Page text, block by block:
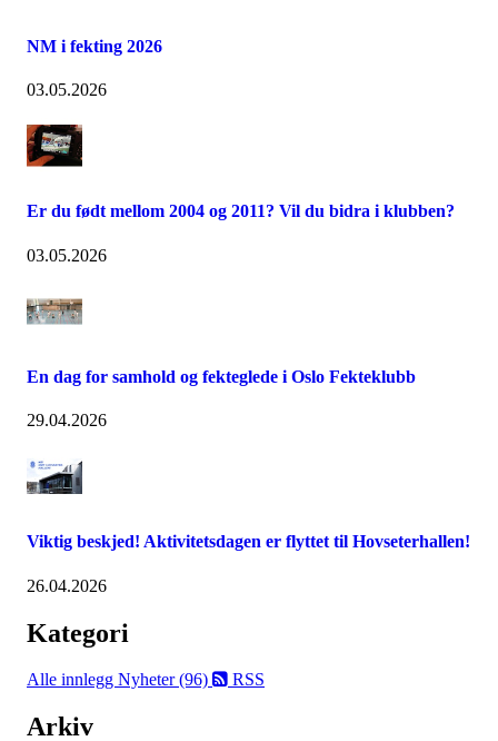
NM i fekting 2026
03.05.2026
Er du født mellom 2004 og 2011? Vil du bidra i klubben?
03.05.2026
En dag for samhold og fekteglede i Oslo Fekteklubb
29.04.2026
Viktig beskjed! Aktivitetsdagen er flyttet til Hovseterhallen!
26.04.2026
Kategori
Alle innlegg Nyheter (96) RSS
Arkiv